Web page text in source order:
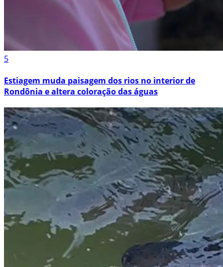
5
Estiagem muda paisagem dos rios no interior de
Rondônia e altera coloração das águas